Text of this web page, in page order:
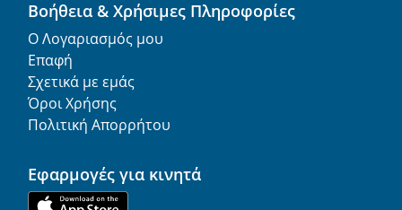
Βοήθεια & Χρήσιμες Πληροφορίες
Ο Λογαριασμός μου
Επαφή
Σχετικά με εμάς
Όροι Χρήσης
Πολιτική Απορρήτου
Εφαρμογές για κινητά